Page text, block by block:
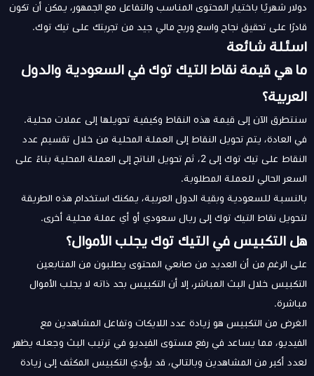
دولار شهريًا باختيار المحتوى المناسب والتفاعل مع الجمهور، يمكن أن تكون
قادرًا على تحقيق نجاح واسع وربح مالي جيد من تجربتك على تيك توك.
اسئلة شائعة
ما هي قيمة نقاط التيك توك في السعودية والدول
العربية؟
سنتطرق الآن إلى قيمة هذه النقاط وكيفية تحويلها إلى عملات محلية.
في العادة، يتم تحويل النقاط إلى العملة المحلية من خلال تقسيم عدد
النقاط على تيك توك إلى 2، ثم تحويل الناتج إلى العملة المحلية بناءً على
السعر الحالي للعملة المطلوبة.
بالنسبة للسعودية وبقية الدول العربية، يمكنك استخدام هذه الطريقة
لتحويل نقاط التيك توك إلى ريال سعودي أو أي عملة محلية أخرى.
هل التكبيس في التيك توك يجلب الأموال؟
على الرغم من أن العديد من صانعي المحتوى يطلبون من المتابعين
التكبيس خلال البث المباشر، إلا أن التكبيس بحد ذاته لا يجلب الأموال
مباشرة.
الغرض من التكبيس هو زيادة عدد اللايكات وتفاعل المشاهدين مع
الفيديو، مما يساعد في رفع مستوى الفيديو في ترتيب البث وجعله يظهر
لعدد أكبر من المشاهدين وبالتالي، قد يؤدي التكبيس المكثف إلى زيادة